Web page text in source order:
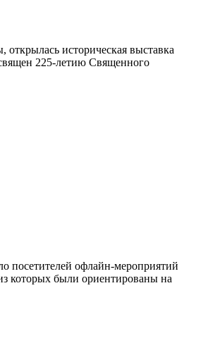
историческая выставка
225-летию Священного
посетителей офлайн‑мероприятий
которых были ориентированы на